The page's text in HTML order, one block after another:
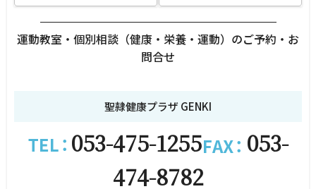
運動教室・個別相談（健康・栄養・運動）のご予約・お
問合せ
聖隷健康プラザ GENKI
053-475-1255
053-
474-8782